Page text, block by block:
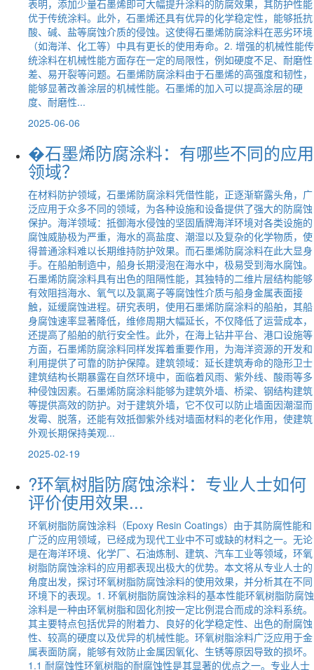
表明，添加少量石墨烯即可大幅提升涂料的防腐效果，其防护性能
优于传统涂料。此外，石墨烯还具有优异的化学稳定性，能够抵抗
酸、碱、盐等腐蚀介质的侵蚀。这使得石墨烯防腐涂料在恶劣环境
（如海洋、化工等）中具有更长的使用寿命。2. 增强的机械性能传
统涂料在机械性能方面存在一定的局限性，例如硬度不足、耐磨性
差、易开裂等问题。石墨烯防腐涂料由于石墨烯的高强度和韧性，
能够显著改善涂层的机械性能。石墨烯的加入可以提高涂层的硬
度、耐磨性...
2025-06-06
�石墨烯防腐涂料：有哪些不同的应用
领域？
在材料防护领域，石墨烯防腐涂料凭借性能，正逐渐崭露头角，广
泛应用于众多不同的领域，为各种设施和设备提供了强大的防腐蚀
保护。海洋领域：抵御海水侵蚀的坚固盾牌海洋环境对各类设施的
腐蚀威胁极为严重，海水的高盐度、潮湿以及复杂的化学物质，使
得普通涂料难以长期维持防护效果。而石墨烯防腐涂料在此大显身
手。在船舶制造中，船身长期浸泡在海水中，极易受到海水腐蚀。
石墨烯防腐涂料具有出色的阻隔性能，其独特的二维片层结构能够
有效阻挡海水、氧气以及氯离子等腐蚀性介质与船身金属表面接
触，延缓腐蚀进程。研究表明，使用石墨烯防腐涂料的船舶，其船
身腐蚀速率显著降低，维修周期大幅延长，不仅降低了运营成本，
还提高了船舶的航行安全性。此外，在海上钻井平台、港口设施等
方面，石墨烯防腐涂料同样发挥着重要作用，为海洋资源的开发和
利用提供了可靠的防护保障。建筑领域：延长建筑寿命的隐形卫士
建筑结构长期暴露在自然环境中，面临着风雨、紫外线、酸雨等多
种侵蚀因素。石墨烯防腐涂料能够为建筑外墙、桥梁、钢结构建筑
等提供高效的防护。对于建筑外墙，它不仅可以防止墙面因潮湿而
发霉、脱落，还能有效抵御紫外线对墙面材料的老化作用，使建筑
外观长期保持美观...
2025-02-19
?环氧树脂防腐蚀涂料：专业人士如何
评价使用效果...
环氧树脂防腐蚀涂料（Epoxy Resin Coatings）由于其防腐性能和
广泛的应用领域，已经成为现代工业中不可或缺的材料之一。无论
是在海洋环境、化学厂、石油炼制、建筑、汽车工业等领域，环氧
树脂防腐蚀涂料的应用都表现出极大的优势。本文将从专业人士的
角度出发，探讨环氧树脂防腐蚀涂料的使用效果，并分析其在不同
环境下的表现。1. 环氧树脂防腐蚀涂料的基本性能环氧树脂防腐蚀
涂料是一种由环氧树脂和固化剂按一定比例混合而成的涂料系统。
其主要特点包括优异的附着力、良好的化学稳定性、出色的耐腐蚀
性、较高的硬度以及优异的机械性能。环氧树脂涂料广泛应用于金
属表面防腐，能够有效防止金属因氧化、生锈等原因导致的损坏。
1.1 耐腐蚀性环氧树脂的耐腐蚀性是其显著的优点之一。专业人士